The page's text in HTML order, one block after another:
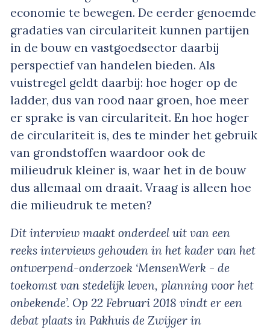
economie te bewegen. De eerder genoemde
gradaties van circulariteit kunnen partijen
in de bouw en vastgoedsector daarbij
perspectief van handelen bieden. Als
vuistregel geldt daarbij: hoe hoger op de
ladder, dus van rood naar groen, hoe meer
er sprake is van circulariteit. En hoe hoger
de circulariteit is, des te minder het gebruik
van grondstoffen waardoor ook de
milieudruk kleiner is, waar het in de bouw
dus allemaal om draait. Vraag is alleen hoe
die milieudruk te meten?
Dit interview maakt onderdeel uit van een
reeks interviews gehouden in het kader van het
ontwerpend-onderzoek ‘MensenWerk - de
toekomst van stedelijk leven, planning voor het
onbekende’. Op 22 Februari 2018 vindt er een
debat plaats in Pakhuis de Zwijger in